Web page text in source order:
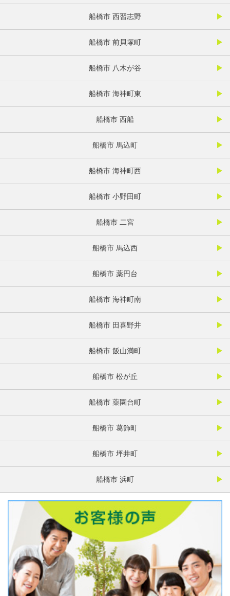
船橋市 西習志野
船橋市 前貝塚町
船橋市 八木が谷
船橋市 海神町東
船橋市 西船
船橋市 馬込町
船橋市 海神町西
船橋市 小野田町
船橋市 二宮
船橋市 馬込西
船橋市 薬円台
船橋市 海神町南
船橋市 田喜野井
船橋市 飯山満町
船橋市 松が丘
船橋市 薬園台町
船橋市 葛飾町
船橋市 坪井町
船橋市 浜町